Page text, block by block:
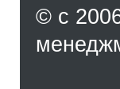
© с